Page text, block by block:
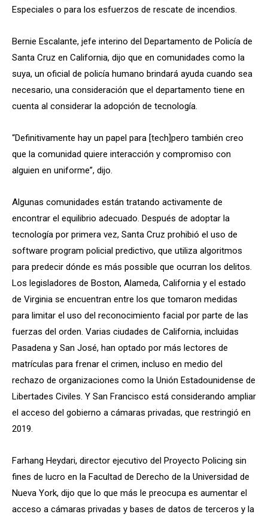
Especiales o para los esfuerzos de rescate de incendios.
Bernie Escalante, jefe interino del Departamento de Policía de
Santa Cruz en California, dijo que en comunidades como la
suya, un oficial de policía humano brindará ayuda cuando sea
necesario, una consideración que el departamento tiene en
cuenta al considerar la adopción de tecnología.
“Definitivamente hay un papel para [tech]pero también creo
que la comunidad quiere interacción y compromiso con
alguien en uniforme”, dijo.
Algunas comunidades están tratando activamente de
encontrar el equilibrio adecuado. Después de adoptar la
tecnología por primera vez, Santa Cruz prohibió el uso de
software program policial predictivo, que utiliza algoritmos
para predecir dónde es más possible que ocurran los delitos.
Los legisladores de Boston, Alameda, California y el estado
de Virginia se encuentran entre los que tomaron medidas
para limitar el uso del reconocimiento facial por parte de las
fuerzas del orden. Varias ciudades de California, incluidas
Pasadena y San José, han optado por más lectores de
matrículas para frenar el crimen, incluso en medio del
rechazo de organizaciones como la Unión Estadounidense de
Libertades Civiles. Y San Francisco está considerando ampliar
el acceso del gobierno a cámaras privadas, que restringió en
2019.
Farhang Heydari, director ejecutivo del Proyecto Policing sin
fines de lucro en la Facultad de Derecho de la Universidad de
Nueva York, dijo que lo que más le preocupa es aumentar el
acceso a cámaras privadas y bases de datos de terceros y la